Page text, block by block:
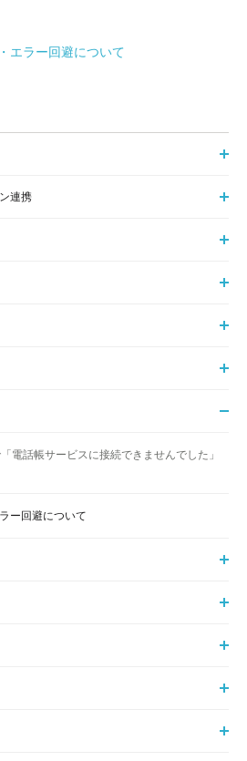
エラー回避について
連携
電話帳サービスに接続できませんでした」
ー回避について